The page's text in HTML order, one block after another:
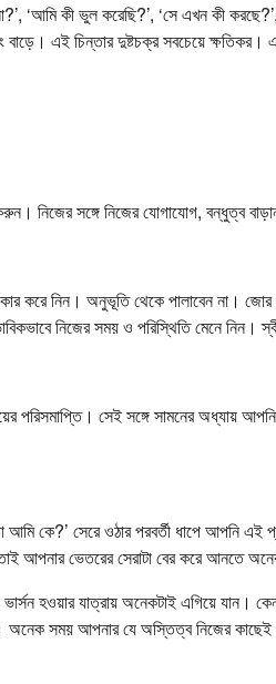
‘আমি কী ভুল করেছি?’, ‘সে এখন কী
বাড়ে। এই চিন্তার দুষ্টচক্র সবচেয়ে ক্ষতিকর।
নিজের সঙ্গে নিজের যোগাযোগ, বন্ধুত্ব
করে নিন। অনুভূতি থেকে পালাবেন না। জোর
নিজের সময় ও পরিস্থিতি মেনে নিন।
পরিসমাপ্তি। সেই সঙ্গে সামনের অধ্যায়
আমি কে?’ সেরে ওঠার পরবর্তী ধাপে আপনি
আপনার ভেতরের সেরাটা বের করে আনতে
হওয়ার যাত্রায় অনেকটাই এগিয়ে যান।
সময় আপনার যে অস্তিত্ব নিজের কাছেই